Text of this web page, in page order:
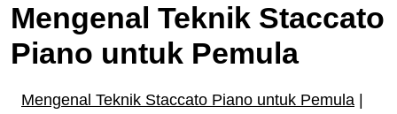
Mengenal Teknik Staccato
Piano untuk Pemula
Mengenal Teknik Staccato Piano untuk Pemula